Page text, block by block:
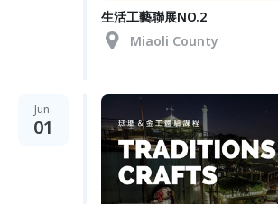
生活工藝聯展NO.2
Miaoli County
Jun.
01